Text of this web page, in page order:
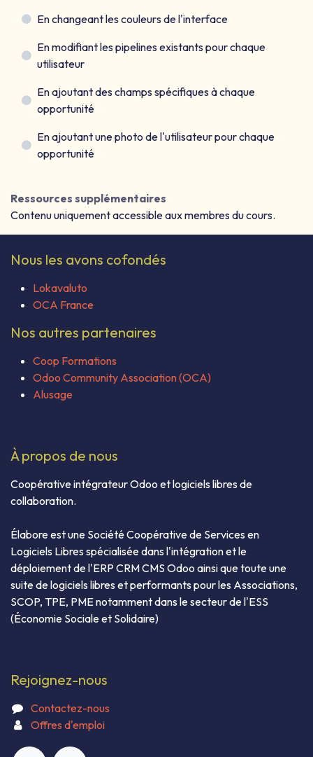
En changeant les couleurs de l'interface
En modifiant les pipelines existants pour chaque
utilisateur
En ajoutant des champs spécifiques à chaque
opportunité
En ajoutant une photo de l'utilisateur pour chaque
opportunité
Ressources supplémentaires
Contenu uniquement accessible aux membres du cours.
Nous les avons cofondés
Lokavaluto
OCA France
Nos autres partenaires
Coop Formations
Odoo Community Association (OCA)
Alusage
À propos de nous
Coopérative intégrateur Odoo et logiciels libres de
collaboration.
Élabore est une Société Coopérative de Services en
Logiciels Libres spécialisée dans l'intégration et le
déploiement de l'ERP CRM CMS Odoo ainsi que toute une
suite de logiciels libres et performants pour les Associations,
SCOP, TPE, PME notamment dans le secteur de l'ESS
(Économie Sociale et Solidaire)
Rejoignez-nous
Contactez-nous
Offres d'emploi